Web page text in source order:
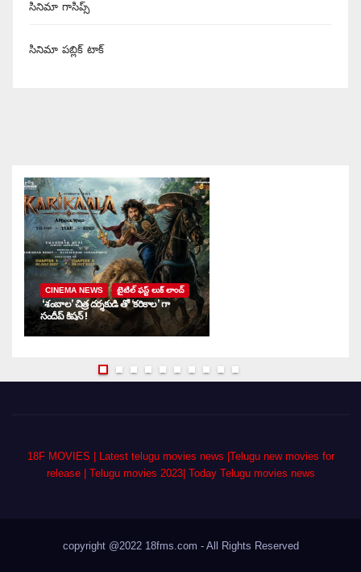
సినిమా గాసిప్స్
సినిమా పబ్లిక్ టాక్
CINEMA NEWS టైటిల్ ఫస్ట్ లుక్ లాంచ్
‘శంబాల’ చిత్ర దర్శకుడి తో ‘కరికాల’ గా
సందీప్ కిషన్ !
18F MOVIES | Latest telugu movies news |Telugu new movies for
release | Telugu movies 2023| Today Telugu movies news
copyright @2022 18fms.com - All Rights Reserved